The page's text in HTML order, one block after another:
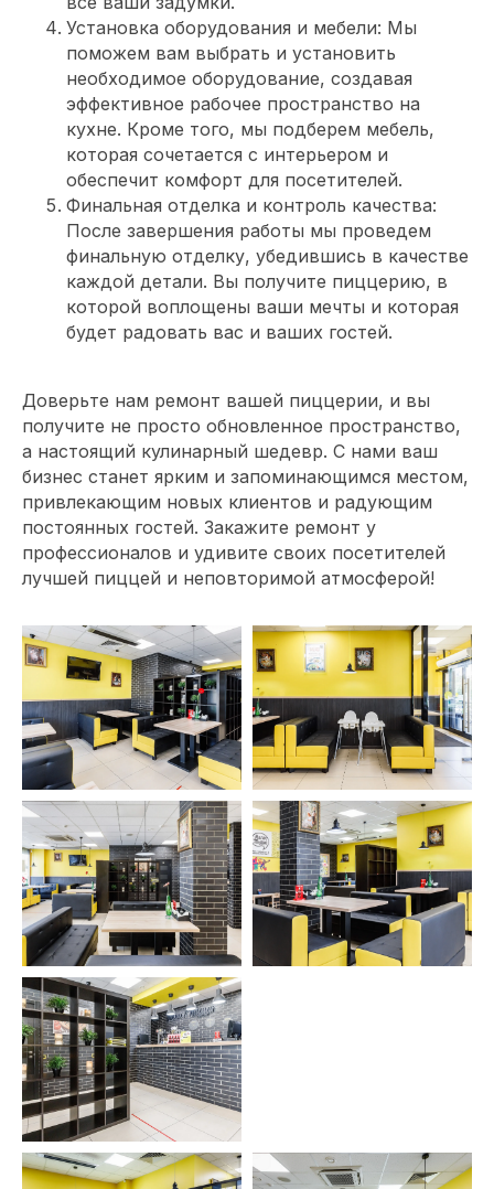
Установка оборудования и мебели: Мы
поможем вам выбрать и установить
необходимое оборудование, создавая
эффективное рабочее пространство на
кухне. Кроме того, мы подберем мебель,
которая сочетается с интерьером и
обеспечит комфорт для посетителей.
Финальная отделка и контроль качества:
После завершения работы мы проведем
финальную отделку, убедившись в качестве
каждой детали. Вы получите пиццерию, в
которой воплощены ваши мечты и которая
будет радовать вас и ваших гостей.
Доверьте нам ремонт вашей пиццерии, и вы
получите не просто обновленное пространство,
а настоящий кулинарный шедевр. С нами ваш
бизнес станет ярким и запоминающимся местом,
привлекающим новых клиентов и радующим
постоянных гостей. Закажите ремонт у
профессионалов и удивите своих посетителей
лучшей пиццей и неповторимой атмосферой!
Обсудите проект
с главным
архитектором
компании
Специалист свяжется с вами, чтобы
уточнить детали проекта и подберет
удобное время для встречи с
архитектором. Встречу можно
провести в офисе или обсудить проект
онлайн.
+7
Обсудить проект с архитектором
->
Нажимая на кнопку, вы соглашаетесь
сПолитикой конфиденциальности